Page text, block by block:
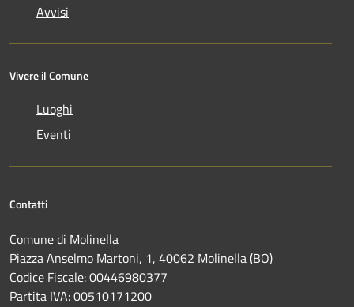
Avvisi
Vivere il Comune
Luoghi
Eventi
Contatti
Comune di Molinella
Piazza Anselmo Martoni, 1, 40062 Molinella (BO)
Codice Fiscale: 00446980377
Partita IVA: 00510171200